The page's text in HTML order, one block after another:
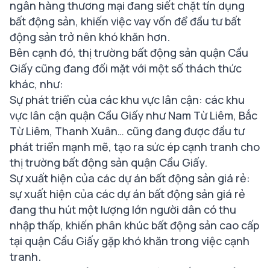
ngân hàng thương mại đang siết chặt tín dụng
bất động sản, khiến việc vay vốn để đầu tư bất
động sản trở nên khó khăn hơn.
Bên cạnh đó, thị trường bất động sản quận Cầu
Giấy cũng đang đối mặt với một số thách thức
khác, như:
Sự phát triển của các khu vực lân cận: các khu
vực lân cận quận Cầu Giấy như Nam Từ Liêm, Bắc
Từ Liêm, Thanh Xuân… cũng đang được đầu tư
phát triển mạnh mẽ, tạo ra sức ép cạnh tranh cho
thị trường bất động sản quận Cầu Giấy.
Sự xuất hiện của các dự án bất động sản giá rẻ:
sự xuất hiện của các dự án bất động sản giá rẻ
đang thu hút một lượng lớn người dân có thu
nhập thấp, khiến phân khúc bất động sản cao cấp
tại quận Cầu Giấy gặp khó khăn trong việc cạnh
tranh.